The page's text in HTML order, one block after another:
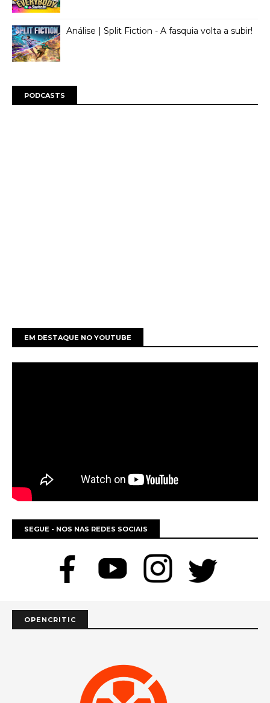
Análise | Split Fiction - A fasquia volta a subir!
PODCASTS
EM DESTAQUE NO YOUTUBE
SEGUE - NOS NAS REDES SOCIAIS
OPENCRITIC